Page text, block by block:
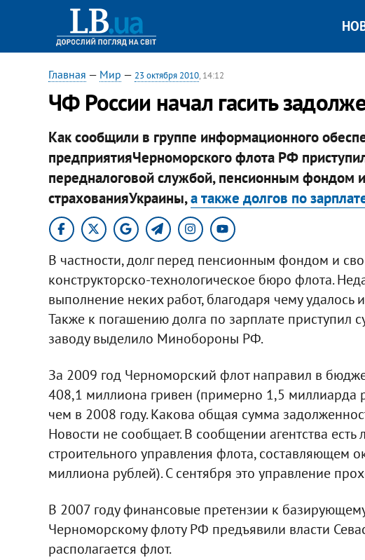
Главная — Мир — 23 октября 2010, 14:12
ЧФ России начал гасить
Как сообщили в группе информационного
предприятияЧерноморского флота РФ
передналоговой службой, пенсионным фондом
страхованияУкраины,а также долгов по
В частности, долг перед пенсионным фондом и
конструкторско-технологическое бюро флота.
выполнение неких работ, благодаря чему удалось
Также к погашению долга по зарплате приступил
заводу выделило Минобороны РФ.
За 2009 год Черноморский флот направил в
408,1 миллиона гривен (примерно 1,5 миллиарда
чем в 2008 году. Какова общая сумма
Новости не сообщает. В сообщении агентства
строительного управления флота, составляющем
миллиона рублей). С сентября это управление
В 2007 году финансовые претензии к
Черноморскому флоту РФ предъявили власти
располагается флот.